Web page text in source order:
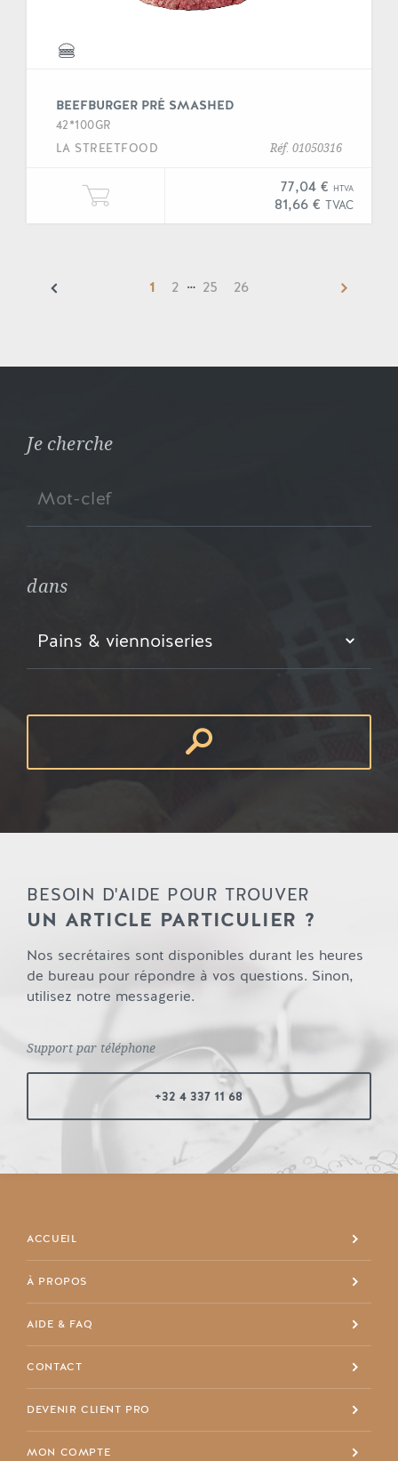
BEEFBURGER PRÉ SMASHED
42*100GR
LA STREETFOOD
Réf. 01050316
77,04 € HTVA
81,66 €TVAC
Ajouter une unité de
1 2 … 25 26
Je cherche
dans
Pains & viennoiseries
BESOIN D'AIDE POUR TROUVER
UN ARTICLE PARTICULIER ?
Nos secrétaires sont disponibles durant les heures
de bureau pour répondre à vos questions. Sinon,
utilisez notre messagerie.
Support par téléphone
+32 4 337 11 68
ACCUEIL
À PROPOS
AIDE & FAQ
CONTACT
DEVENIR CLIENT PRO
MON COMPTE
info@maisondespriet.com